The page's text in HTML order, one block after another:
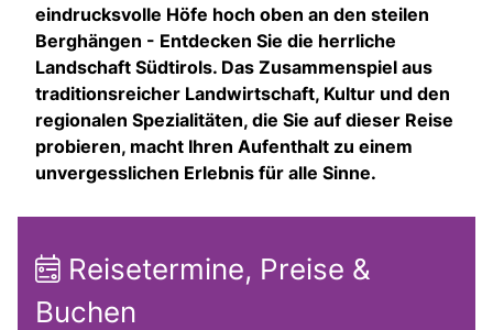
eindrucksvolle Höfe hoch oben an den steilen
Berghängen - Entdecken Sie die herrliche
Landschaft Südtirols. Das Zusammenspiel aus
traditionsreicher Landwirtschaft, Kultur und den
regionalen Spezialitäten, die Sie auf dieser Reise
probieren, macht Ihren Aufenthalt zu einem
unvergesslichen Erlebnis für alle Sinne.
Reisetermine, Preise &
Buchen